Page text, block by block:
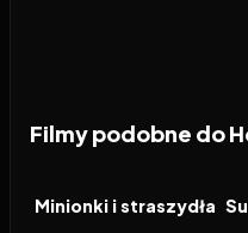
Filmy podobne do
FILM
Minionki i straszydła